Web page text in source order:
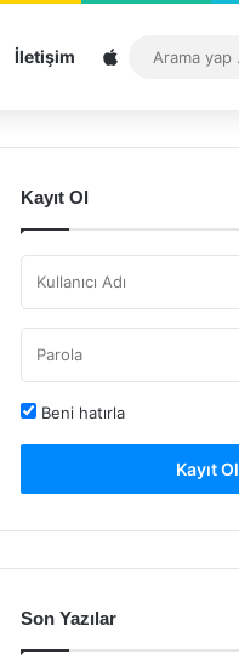
İletişim Sitemap
Kayıt Ol
Beni hatırla
Kayıt Ol
Son Yazılar